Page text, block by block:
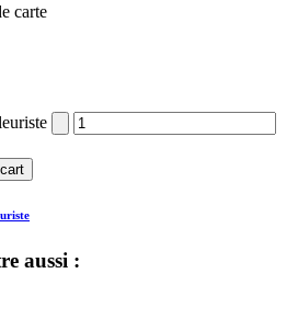
carte
aussi :